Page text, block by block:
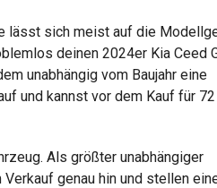
lässt sich meist auf die
deinen 2024er Kia Ceed
unabhängig vom Baujahr eine
und kannst vor dem Kauf für
Als größter unabhängiger
genau hin und stellen